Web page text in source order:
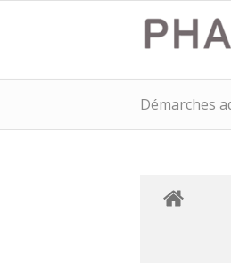
Démarches